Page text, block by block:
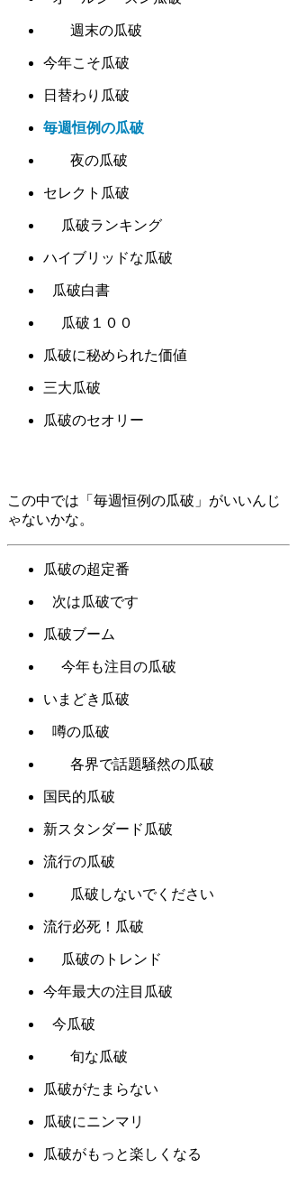
週末の瓜破
今年こそ瓜破
日替わり瓜破
毎週恒例の瓜破
夜の瓜破
セレクト瓜破
瓜破ランキング
ハイブリッドな瓜破
瓜破白書
瓜破１００
瓜破に秘められた価値
三大瓜破
瓜破のセオリー
この中では「毎週恒例の瓜破」がいいんじ
ゃないかな。
瓜破の超定番
次は瓜破です
瓜破ブーム
今年も注目の瓜破
いまどき瓜破
噂の瓜破
各界で話題騒然の瓜破
国民的瓜破
新スタンダード瓜破
流行の瓜破
瓜破しないでください
流行必死！瓜破
瓜破のトレンド
今年最大の注目瓜破
今瓜破
旬な瓜破
瓜破がたまらない
瓜破にニンマリ
瓜破がもっと楽しくなる